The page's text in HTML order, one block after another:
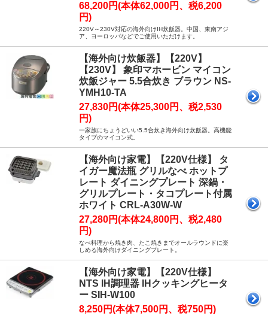
68,200円(本体62,000円、税6,200
円)
220V～230V対応の海外向けIH炊飯器。中国、東南アジ
ア、ヨーロッパなどでご使用いただけます。
【海外向け炊飯器】【220V】
【230V】 象印マホービン マイコン
炊飯ジャー 5.5合炊き ブラウン NS-
YMH10-TA
27,830円(本体25,300円、税2,530
円)
一家族にちょうどいい5.5合炊き海外向け炊飯器。高機能
タイプのマイコン式。
【海外向け家電】【220V仕様】 タ
イガー魔法瓶 グリルなべ ホットプ
レート ダイニングプレート 深鍋・
グリルプレート・タコプレート付属
ホワイト CRL-A30W-W
27,280円(本体24,800円、税2,480
円)
なべ料理から焼き肉、たこ焼きまでオールラウンドに楽
しめる海外向けダイニングプレート。
【海外向け家電】【220V仕様】
NTS IH調理器 IHクッキングヒータ
ー SIH-W100
8,250円(本体7,500円、税750円)